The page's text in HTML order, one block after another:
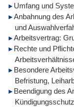
Umfang und
Anbahnung des
und
Arbeitsvertrag:
Rechte und
Besondere
Befristung,
Beendigung des